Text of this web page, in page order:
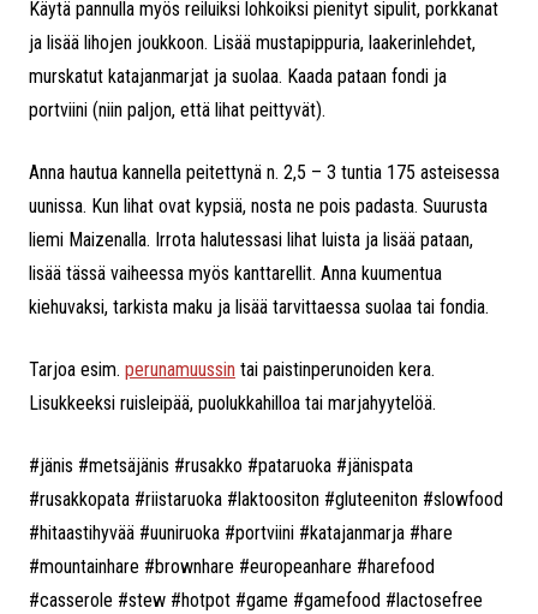
Käytä pannulla myös reiluiksi lohkoiksi pienityt sipulit, porkkanat
ja lisää lihojen joukkoon. Lisää mustapippuria, laakerinlehdet,
murskatut katajanmarjat ja suolaa. Kaada pataan fondi ja
portviini (niin paljon, että lihat peittyvät).
Anna hautua kannella peitettynä n. 2,5 – 3 tuntia 175 asteisessa
uunissa. Kun lihat ovat kypsiä, nosta ne pois padasta. Suurusta
liemi Maizenalla. Irrota halutessasi lihat luista ja lisää pataan,
lisää tässä vaiheessa myös kanttarellit. Anna kuumentua
kiehuvaksi, tarkista maku ja lisää tarvittaessa suolaa tai fondia.
Tarjoa esim. perunamuussin tai paistinperunoiden kera.
Lisukkeeksi ruisleipää, puolukkahilloa tai marjahyytelöä.
#jänis #metsäjänis #rusakko #pataruoka #jänispata
#rusakkopata #riistaruoka #laktoositon #gluteeniton #slowfood
#hitaastihyvää #uuniruoka #portviini #katajanmarja #hare
#mountainhare #brownhare #europeanhare #harefood
#casserole #stew #hotpot #game #gamefood #lactosefree